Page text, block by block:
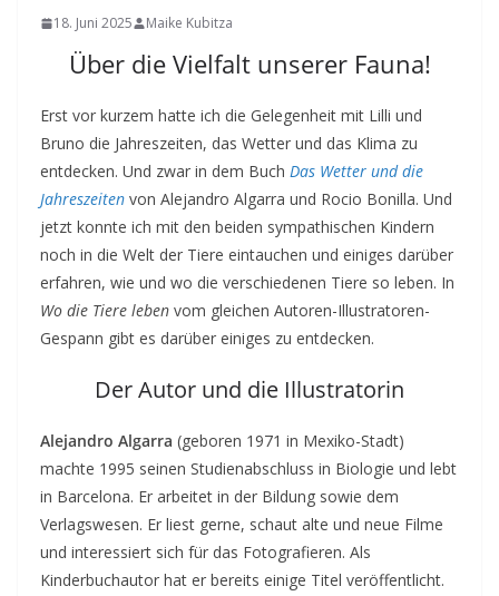
18. Juni 2025 Maike Kubitza
Über die Vielfalt unserer Fauna!
Erst vor kurzem hatte ich die Gelegenheit mit Lilli und
Bruno die Jahreszeiten, das Wetter und das Klima zu
entdecken. Und zwar in dem Buch Das Wetter und die
Jahreszeiten von Alejandro Algarra und Rocio Bonilla. Und
jetzt konnte ich mit den beiden sympathischen Kindern
noch in die Welt der Tiere eintauchen und einiges darüber
erfahren, wie und wo die verschiedenen Tiere so leben. In
Wo die Tiere leben vom gleichen Autoren-Illustratoren-
Gespann gibt es darüber einiges zu entdecken.
Der Autor und die Illustratorin
Alejandro Algarra (geboren 1971 in Mexiko-Stadt)
machte 1995 seinen Studienabschluss in Biologie und lebt
in Barcelona. Er arbeitet in der Bildung sowie dem
Verlagswesen. Er liest gerne, schaut alte und neue Filme
und interessiert sich für das Fotografieren. Als
Kinderbuchautor hat er bereits einige Titel veröffentlicht.